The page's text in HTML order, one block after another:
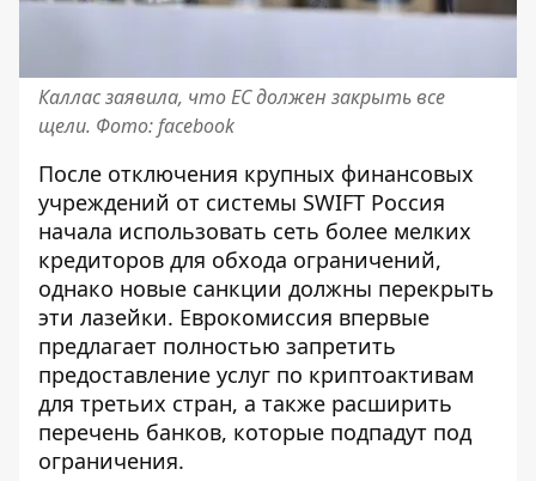
Каллас заявила, что ЕС должен закрыть все
щели. Фото: facebook
После отключения крупных финансовых
учреждений от системы SWIFT Россия
начала использовать сеть более мелких
кредиторов для обхода ограничений,
однако новые санкции должны перекрыть
эти лазейки. Еврокомиссия впервые
предлагает полностью запретить
предоставление услуг по криптоактивам
для третьих стран, а также расширить
перечень банков, которые подпадут под
ограничения.